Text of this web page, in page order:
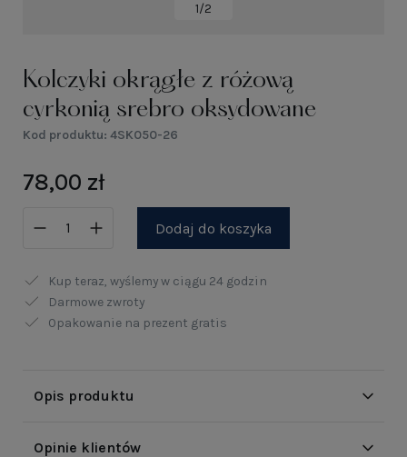
1/2
Kolczyki okrągłe z różową
cyrkonią srebro oksydowane
Kod produktu: 4SK050-26
78,00 zł
Dodaj do koszyka
Kup teraz, wyślemy w ciągu 24 godzin
Darmowe zwroty
Opakowanie na prezent gratis
Opis produktu
Opinie klientów